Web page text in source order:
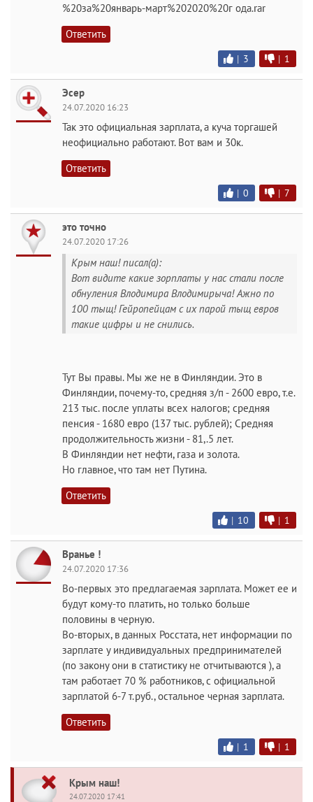
%20за%20январь-март%202020%20г ода.rar
Ответить
| 3 | 1
Эсер
24.07.2020 16:23
Так это официальная зарплата, а куча торгашей
неофициально работают. Вот вам и 30к.
Ответить
| 0 | 7
это точно
24.07.2020 17:26
Крым наш! писал(а):
Вот видите какие зорплаты у нас стали после
обнуления Влодимира Влодимирыча! Ажно по
100 тыщ! Гейропейцам с их парой тыщ евров
такие цифры и не снились.
Тут Вы правы. Мы же не в Финляндии. Это в
Финляндии, почему-то, средняя з/п - 2600 евро, т.е.
213 тыс. после уплаты всех налогов; средняя
пенсия - 1680 евро (137 тыс. рублей); Средняя
продолжительность жизни - 81,.5 лет.
В Финляндии нет нефти, газа и золота.
Но главное, что там нет Путина.
Ответить
| 10 | 1
Вранье !
24.07.2020 17:36
Во-первых это предлагаемая зарплата. Может ее и
будут кому-то платить, но только больше
половины в черную.
Во-вторых, в данных Росстата, нет информации по
зарплате у индивидуальных предпринимателей
(по закону они в статистику не отчитываются ), а
там работает 70 % работников, с официальной
зарплатой 6-7 т.руб., остальное черная зарплата.
Ответить
| 1 | 1
Крым наш!
24.07.2020 17:41